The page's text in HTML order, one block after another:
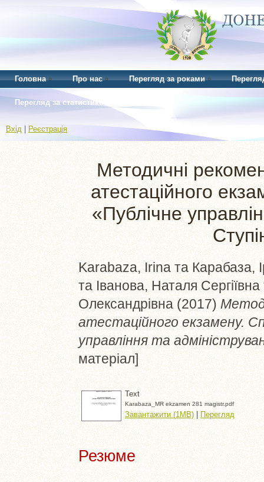
Головна Про нас Перегляд за роками
Перегляд за статистикою
Вхід Реєстрація
Методичні
атестаційного
«Публічне
Karabaza, Irina та Карабаза,
та Іванова, Наталя Сергіївна
Олександрівна (2017)
атестаційного екзамену.
управління та
матеріал]
Text
Karabaza_MR ekzamen 281 magistr.pdf
Завантажити (1MB) | Перегляд
Резюме